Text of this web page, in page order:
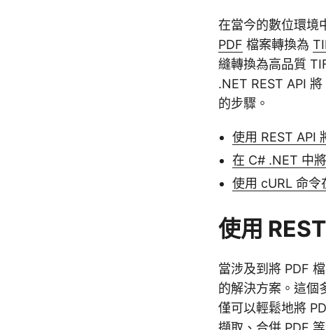
在當今的數位環境
PDF 檔案轉換為
縫轉換為高品質
.NET REST API
的步驟。
使用 REST API
在 C# .NET 中
使用 cURL 命令
使用
當涉及到將 PDF
的解決方案。這個
僅可以輕鬆地將